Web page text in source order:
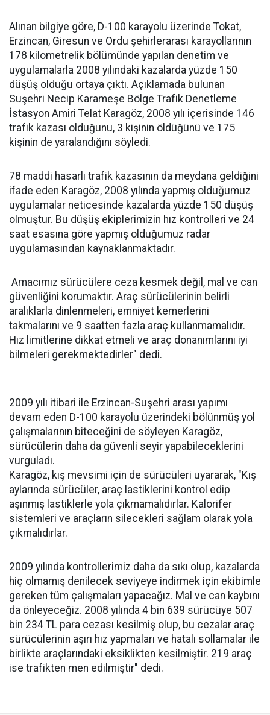
Alınan bilgiye göre, D-100 karayolu üzerinde Tokat,
Erzincan, Giresun ve Ordu şehirlerarası karayollarının
178 kilometrelik bölümünde yapılan denetim ve
uygulamalarla 2008 yılındaki kazalarda yüzde 150
düşüş olduğu ortaya çıktı. Açıklamada bulunan
Suşehri Necip Karameşe Bölge Trafik Denetleme
İstasyon Amiri Telat Karagöz, 2008 yılı içerisinde 146
trafik kazası olduğunu, 3 kişinin öldüğünü ve 175
kişinin de yaralandığını söyledi.
78 maddi hasarlı trafik kazasının da meydana geldiğini
ifade eden Karagöz, 2008 yılında yapmış olduğumuz
uygulamalar neticesinde kazalarda yüzde 150 düşüş
olmuştur. Bu düşüş ekiplerimizin hız kontrolleri ve 24
saat esasına göre yapmış olduğumuz radar
uygulamasından kaynaklanmaktadır.
Amacımız sürücülere ceza kesmek değil, mal ve can
güvenliğini korumaktır. Araç sürücülerinin belirli
aralıklarla dinlenmeleri, emniyet kemerlerini
takmalarını ve 9 saatten fazla araç kullanmamalıdır.
Hız limitlerine dikkat etmeli ve araç donanımlarını iyi
bilmeleri gerekmektedirler" dedi.
2009 yılı itibari ile Erzincan-Suşehri arası yapımı
devam eden D-100 karayolu üzerindeki bölünmüş yol
çalışmalarının biteceğini de söyleyen Karagöz,
sürücülerin daha da güvenli seyir yapabileceklerini
vurguladı.
Karagöz, kış mevsimi için de sürücüleri uyararak, "Kış
aylarında sürücüler, araç lastiklerini kontrol edip
aşınmış lastiklerle yola çıkmamalıdırlar. Kalorifer
sistemleri ve araçların silecekleri sağlam olarak yola
çıkmalıdırlar.
2009 yılında kontrollerimiz daha da sıkı olup, kazalarda
hiç olmamış denilecek seviyeye indirmek için ekibimle
gereken tüm çalışmaları yapacağız. Mal ve can kaybını
da önleyeceğiz. 2008 yılında 4 bin 639 sürücüye 507
bin 234 TL para cezası kesilmiş olup, bu cezalar araç
sürücülerinin aşırı hız yapmaları ve hatalı sollamalar ile
birlikte araçlarındaki eksiklikten kesilmiştir. 219 araç
ise trafikten men edilmiştir" dedi.